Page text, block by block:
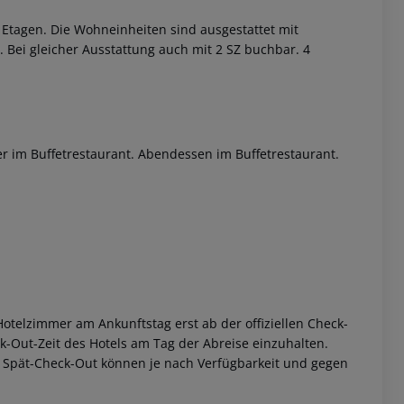
Die Wohneinheiten sind ausgestattet mit
Bei gleicher Ausstattung auch mit 2 SZ buchbar. 4
im Buffetrestaurant. Abendessen im Buffetrestaurant.
am Ankunftstag erst ab der offiziellen Check-
Out-Zeit des Hotels am Tag der Abreise einzuhalten.
Check-Out können je nach Verfügbarkeit und gegen